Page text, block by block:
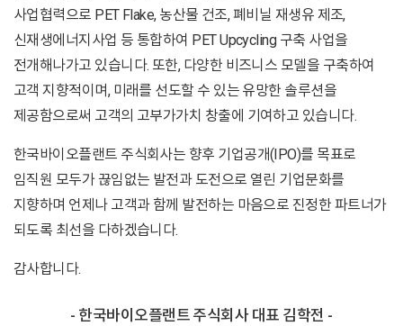
사업협력으로 PET Flake, 농산물 건조, 폐비닐 재생유 제조,
신재생에너지사업 등 통합하여 PET Upcycling 구축 사업을
전개해나가고 있습니다. 또한, 다양한 비즈니스 모델을 구축하여
고객 지향적이며, 미래를 선도할 수 있는 유망한 솔루션을
제공함으로써 고객의 고부가가치 창출에 기여하고 있습니다.
한국바이오플랜트 주식회사는 향후 기업공개(IPO)를 목표로
임직원 모두가 끊임없는 발전과 도전으로 열린 기업문화를
지향하며 언제나 고객과 함께 발전하는 마음으로 진정한 파트너가
되도록 최선을 다하겠습니다.
감사합니다.
- 한국바이오플랜트 주식회사 대표 김학전 -